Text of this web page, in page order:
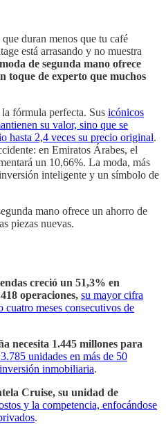
duran menos que tu café
está arrasando y no muestra
moda de segunda mano ofrece
toque de experto que muchos
fórmula perfecta. Sus icónicos
su valor, sino que se
hasta 2,4 veces su precio original.
en Emiratos Árabes, el
un 10,66%. La moda, más
inteligente y un símbolo de
mano ofrece un ahorro de
piezas nuevas.
creció un 51,3% en
operaciones, su mayor cifra
cuatro meses consecutivos de
necesita 1.445 millones para
unidades en más de 50
inmobiliaria.
Cruise, su unidad de
y la competencia, enfocándose
.